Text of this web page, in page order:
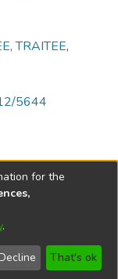
TRAITEE,
5644
Send
Feedback
for the
.
That's ok